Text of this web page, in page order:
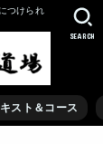
つけられ
スト＆コース
SEARCH